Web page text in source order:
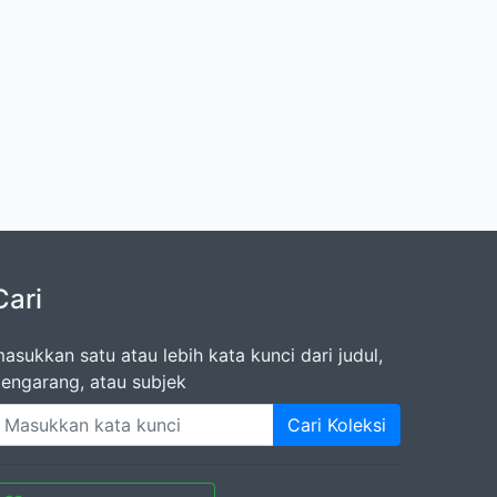
satu atau lebih kata kunci dari judul,
atau subjek
Cari Koleksi